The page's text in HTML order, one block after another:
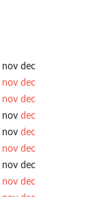
nov dec
nov dec
nov dec
nov dec
nov dec
nov dec
nov dec
nov dec